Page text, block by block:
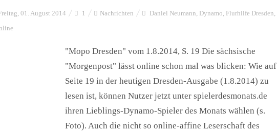
01. August 2014 1 Nachrichten Daniel Neumann Dynamo Flurhilfe Dresden
"Mopo Dresden" vom 1.8.2014, S. 19 Die sächsische
"Morgenpost" lässt online schon mal was blicken: Wie auf
Seite 19 in der heutigen Dresden-Ausgabe (1.8.2014) zu
lesen ist, können Nutzer jetzt unter spielerdesmonats.de
ihren Lieblings-Dynamo-Spieler des Monats wählen (s.
Foto). Auch die nicht so online-affine Leserschaft des